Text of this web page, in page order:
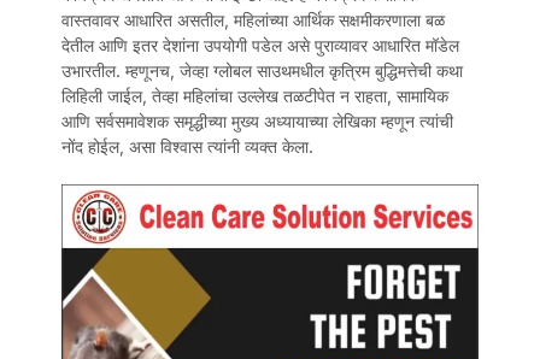
वास्तवावर आधारित असतील, महिलांच्या आर्थिक सक्षमीकरणाला बळ
देतील आणि इतर देशांना उपयोगी पडेल असे पुराव्यावर आधारित मॉडेल
उभारतील. म्हणूनच, जेव्हा ग्लोबल साउथमधील कृत्रिम बुद्धिमत्तेची कथा
लिहिली जाईल, तेव्हा महिलांचा उल्लेख तळटीपेत न राहता, सामायिक
आणि सर्वसमावेशक समृद्धीच्या मुख्य अध्यायाच्या लेखिका म्हणून त्यांची
नोंद होईल, असा विश्वास त्यांनी व्यक्त केला.